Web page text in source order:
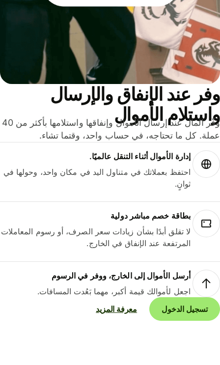
عند الإنفاق والإرسال
الأموال
وفّر المال عند إرسال الأموال وإنفاقها واستلامها بأكثر من 40
كل ما تحتاجه، في حساب واحد، وقتما تشاء.
إدارة الأموال أثناء التنقل عالميًا.
احتفظ بعملاتك في متناول اليد في مكان واحد، وحولها في
ثوانٍ.
بطاقة خصم مباشر دولية
لا تقلق أبدًا بشأن زيادات سعر الصرف، أو رسوم المعاملات
المرتفعة عند الإنفاق في الخارج.
أرسل الأموال إلى الخارج، ووفر في الرسوم
اجعل لأموالك قيمة أكبر، مهما بَعُدت المسافات.
تسجيل الدخول
معرفة المزيد